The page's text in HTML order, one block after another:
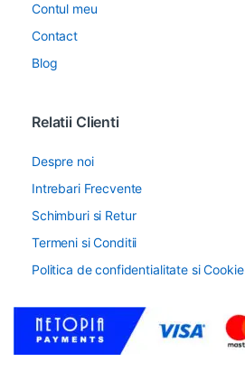
Contul meu
Contact
Blog
Relatii Clienti
Despre noi
Intrebari Frecvente
Schimburi si Retur
Termeni si Conditii
Politica de confidentialitate si Cookie